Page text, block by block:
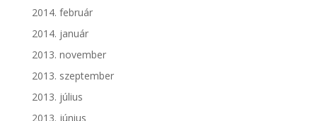
2014. február
2014. január
2013. november
2013. szeptember
2013. július
2013. június